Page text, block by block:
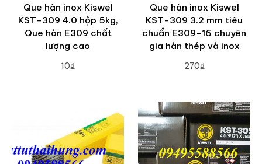
Que hàn inox Kiswel
KST-309 4.0 hộp 5kg,
Que hàn E309 chất
lượng cao
10₫
Que hàn inox Kiswel
KST-309 3.2 mm tiêu
chuẩn E309-16 chuyên
gia hàn thép và inox
270₫